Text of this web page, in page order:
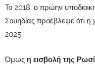
Το 2018, ο πρώην
Σουηδίας προέβλεψε ότι η
2025.
Όμως η εισβολή της